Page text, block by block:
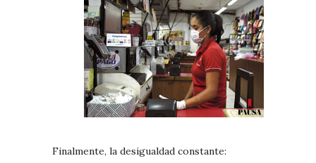
Finalmente, la desigualdad constante: